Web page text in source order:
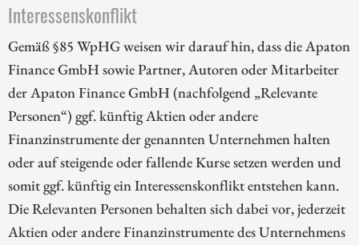
Interessenskonflikt
Gemäß §85 WpHG weisen wir darauf hin, dass die Apaton
Finance GmbH sowie Partner, Autoren oder Mitarbeiter
der Apaton Finance GmbH (nachfolgend „Relevante
Personen“) ggf. künftig Aktien oder andere
Finanzinstrumente der genannten Unternehmen halten
oder auf steigende oder fallende Kurse setzen werden und
somit ggf. künftig ein Interessenskonflikt entstehen kann.
Die Relevanten Personen behalten sich dabei vor, jederzeit
Aktien oder andere Finanzinstrumente des Unternehmens